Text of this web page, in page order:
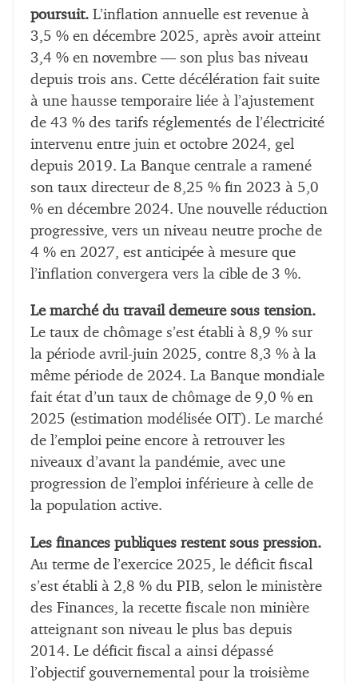
poursuit. L’inflation annuelle est revenue à
3,5 % en décembre 2025, après avoir atteint
3,4 % en novembre — son plus bas niveau
depuis trois ans. Cette décélération fait suite
à une hausse temporaire liée à l’ajustement
de 43 % des tarifs réglementés de l’électricité
intervenu entre juin et octobre 2024, gel
depuis 2019. La Banque centrale a ramené
son taux directeur de 8,25 % fin 2023 à 5,0
% en décembre 2024. Une nouvelle réduction
progressive, vers un niveau neutre proche de
4 % en 2027, est anticipée à mesure que
l’inflation convergera vers la cible de 3 %.
Le marché du travail demeure sous tension.
Le taux de chômage s’est établi à 8,9 % sur
la période avril-juin 2025, contre 8,3 % à la
même période de 2024. La Banque mondiale
fait état d’un taux de chômage de 9,0 % en
2025 (estimation modélisée OIT). Le marché
de l’emploi peine encore à retrouver les
niveaux d’avant la pandémie, avec une
progression de l’emploi inférieure à celle de
la population active.
Les finances publiques restent sous pression.
Au terme de l’exercice 2025, le déficit fiscal
s’est établi à 2,8 % du PIB, selon le ministère
des Finances, la recette fiscale non minière
atteignant son niveau le plus bas depuis
2014. Le déficit fiscal a ainsi dépassé
l’objectif gouvernemental pour la troisième